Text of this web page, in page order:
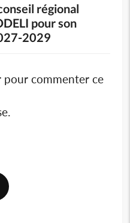
régional
pour son
2029
pour commenter ce